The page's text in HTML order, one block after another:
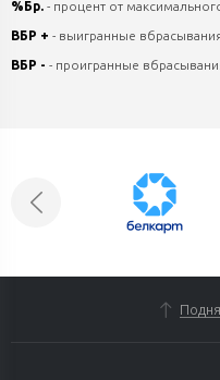
%Бр. - процент от
ВБР + - выигранные
ВБР - - проигранные